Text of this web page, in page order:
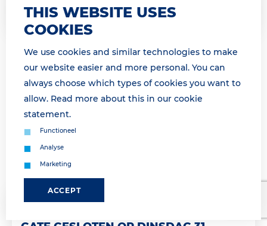
Lees meer
THIS WEBSITE USES
COOKIES
We use cookies and similar technologies to make
our website easier and more personal. You can
always choose which types of cookies you want to
allow. Read more about this in our cookie
statement.
Functioneel
Analyse
Marketing
ACCEPT